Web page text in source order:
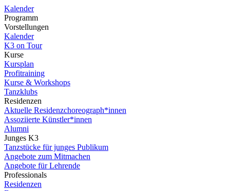
Kalender
Programm
Vorstellungen
Kalender
K3 on Tour
Kurse
Kursplan
Profitraining
Kurse & Workshops
Tanzklubs
Residenzen
Aktuelle Residenzchoreograph*innen
Assoziierte Künstler*innen
Alumni
Junges K3
Tanzstücke für junges Publikum
Angebote zum Mitmachen
Angebote für Lehrende
Professionals
Residenzen